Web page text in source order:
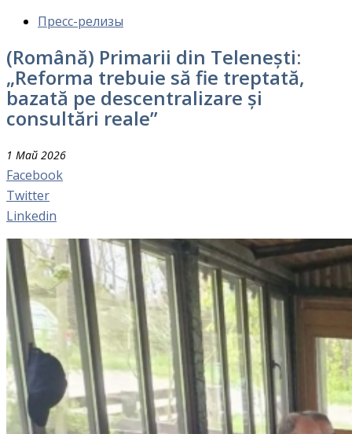
Пресс-релизы
(Română) Primarii din Telenești:
„Reforma trebuie să fie treptată,
bazată pe descentralizare și
consultări reale”
1 Май 2026
Facebook
Twitter
Linkedin